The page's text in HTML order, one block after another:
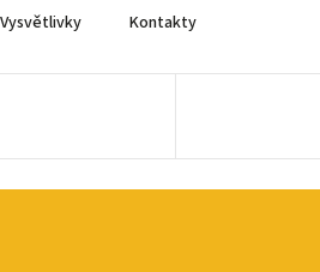
Vysvětlivky Kontakty